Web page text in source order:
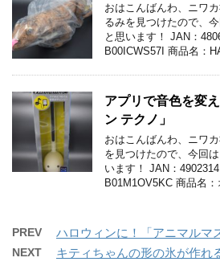
おはこんばんわ、ニワ
るみを見つけたので、
と思います！ JAN：
B00ICWS57I 商品名：
アプリで音色を変
ン テクノ」
おはこんばんわ、ニワ
を見つけたので、今回
います！ JAN：
B01M1OV5KC 商品名
PREV ハロウィンに！「アニマルマ
NEXT キティちゃんの形の氷が作れ